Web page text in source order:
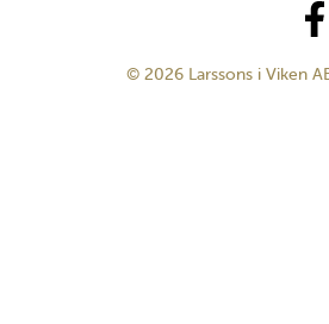
© 2026 Larssons i Viken